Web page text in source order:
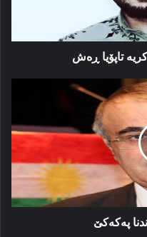
تاپۆیا ڕەش
پەکەکێ